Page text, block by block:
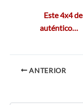
Este 4x4
auténtico…
ANTERIOR